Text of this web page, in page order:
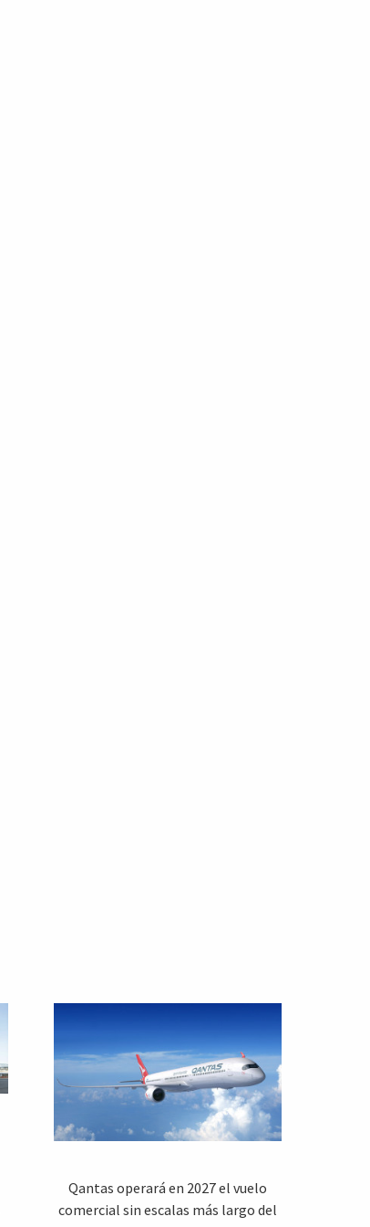
Qantas operará en 2027 el vuelo
comercial sin escalas más largo del